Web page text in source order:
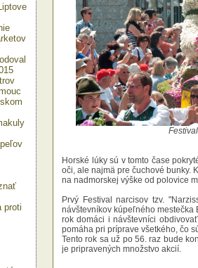
proti
Horské lúky sú v tomto čase
oči, ale najmä pre čuchové bunky.
na nadmorskej výške od polovice
Prvý Festival narcisov tzv.
návštevníkov kúpeľného mestečka
rok domáci i návštevníci
pomáha pri príprave všetkého, čo
Tento rok sa už po 56. raz bude
je pripravených množstvo akcií.